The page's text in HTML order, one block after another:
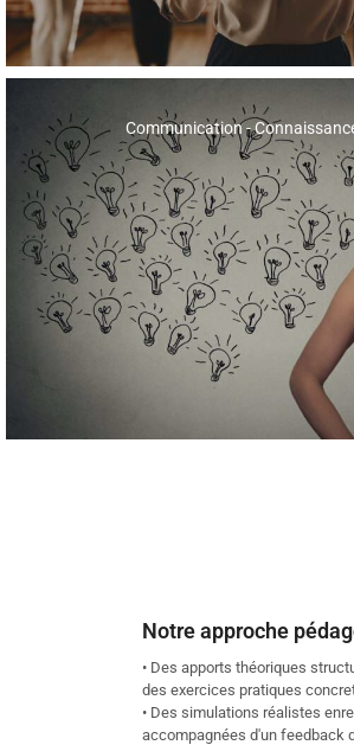
Communication -
Notre approche
• Des apports théoriques
des exercices pratiques
• Des simulations réalistes
accompagnées d'un feedback